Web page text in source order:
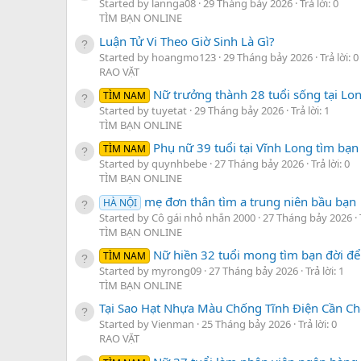
Started by lannga08 29 Tháng bảy 2026 Trả lời: 0
TÌM BẠN ONLINE
Luận Tử Vi Theo Giờ Sinh Là Gì?
Started by hoangmo123 29 Tháng bảy 2026 Trả lời: 0
RAO VẶT
TÌM NAM Nữ trưởng thành 28 tuổi sống tại
Started by tuyetat 29 Tháng bảy 2026 Trả lời: 1
TÌM BẠN ONLINE
TÌM NAM Phụ nữ 39 tuổi tại Vĩnh Long tìm
Started by quynhbebe 27 Tháng bảy 2026 Trả lời: 0
TÌM BẠN ONLINE
HÀ NỘI mẹ đơn thân tìm a trung niên bầu bạn
Started by Cô gái nhỏ nhắn 2000 27 Tháng bảy 2026
TÌM BẠN ONLINE
TÌM NAM Nữ hiền 32 tuổi mong tìm bạn đời
Started by myrong09 27 Tháng bảy 2026 Trả lời: 1
TÌM BẠN ONLINE
Tại Sao Hạt Nhựa Màu Chống Tĩnh Điện Cần
Started by Vienman 25 Tháng bảy 2026 Trả lời: 0
RAO VẶT